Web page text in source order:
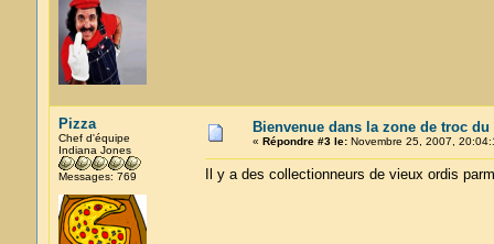
Pizza
Chef d'équipe
Indiana Jones
Messages: 769
Bienvenue dans la zone de troc
« Répondre #3 le:Novembre 25, 2007,
Il y a des collectionneurs de vieux ordis